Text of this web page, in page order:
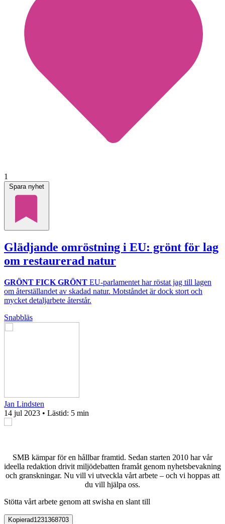
1
Spara nyhet
Glädjande omröstning i EU: grönt för lag
om restaurerad natur
GRÖNT FICK GRÖNT EU-parlamentet har röstat jag till lagen
om återställandet av skadad natur. Motståndet är dock stort och
mycket detaljarbete återstår.
Snabbläs
Jan Lindsten
14 jul 2023 • Lästid: 5 min
SMB kämpar för en hållbar framtid. Sedan starten 2010 har vår
ideella redaktion drivit miljödebatten framåt genom nyhetsbevakning
och granskningar. Nu vill vi utveckla vårt arbete – och vi hoppas att
du vill hjälpa oss.
Stötta vårt arbete genom att swisha en slant till
Kopierad1231368703